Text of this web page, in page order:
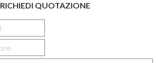
RICHIEDI QUOTAZIONE